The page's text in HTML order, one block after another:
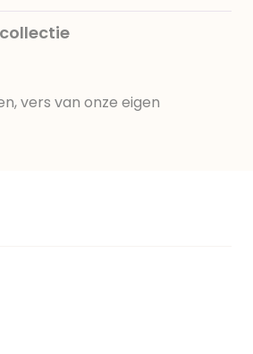
vers van onze eigen